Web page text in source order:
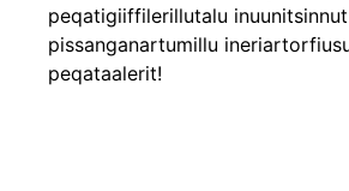
peqatigiiffilerillutalu inuunitsinnut
pissanganartumillu
peqataalerit!